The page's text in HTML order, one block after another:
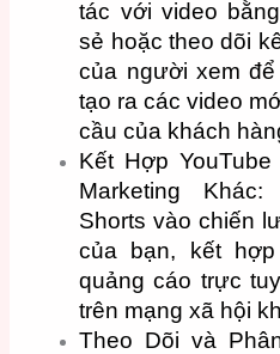
tác với video
sẻ hoặc theo dõi
của người xem
tạo ra các video
cầu của khách
Kết Hợp
Marketing
Shorts vào chiến
của bạn, kết hợp
quảng cáo trực
trên mạng xã hội
Theo Dõi và